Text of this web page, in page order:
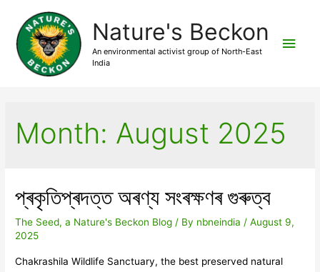
Nature's Beckon
An environmental activist group of North-East
India
Main
Month: August 2025
প্ৰকৃতিপ্ৰদত্ত অৰণ্য সংৰক্ষণৰ গুৰুত্ব
The Seed, a Nature's Beckon Blog / By nbneindia /August 9,
2025
Chakrashila Wildlife Sanctuary, the best preserved natural